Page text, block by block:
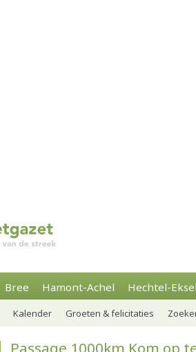
Bree Hamont-Achel Hechtel-
Kalender Groeten & felicitaties
Passage 1000km Kom op